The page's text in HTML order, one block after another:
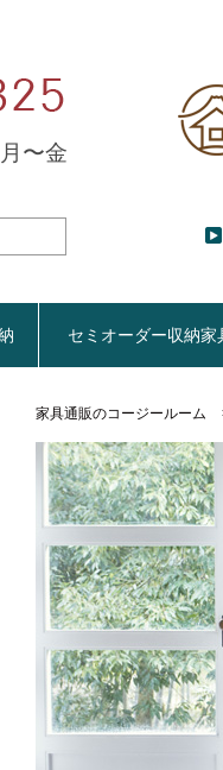
〜金
レンジ台
特徴で
生活感
大型レ
オープ
ダスト
セミオーダー収納家
セミオ
【
【
【
【
【
【
【
ソファー
大きさ
1人掛
2人掛
2.5人
3人掛け
L型ソフ
シェー
リビング
【
チェスト
ラック
下駄箱
ダイニ
【
チェア
こたつ
こたつ
ハイエー
車のサ
【標準
【ワイ
ここで
生活
家具通販のコージールーム